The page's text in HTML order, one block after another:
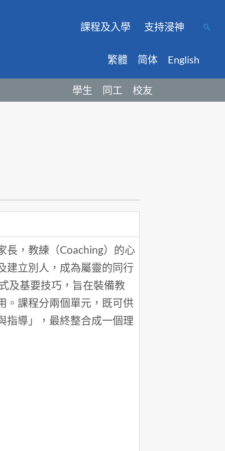
課程及入學 支持浸神
繁體 简体 English
學生 同工 校友
長，教練（Coaching）的心
建立別人，成為屬靈的同行
及基要技巧，旨在裝備教
。課程分兩個單元，既可供
指導」，最終整合成一個理